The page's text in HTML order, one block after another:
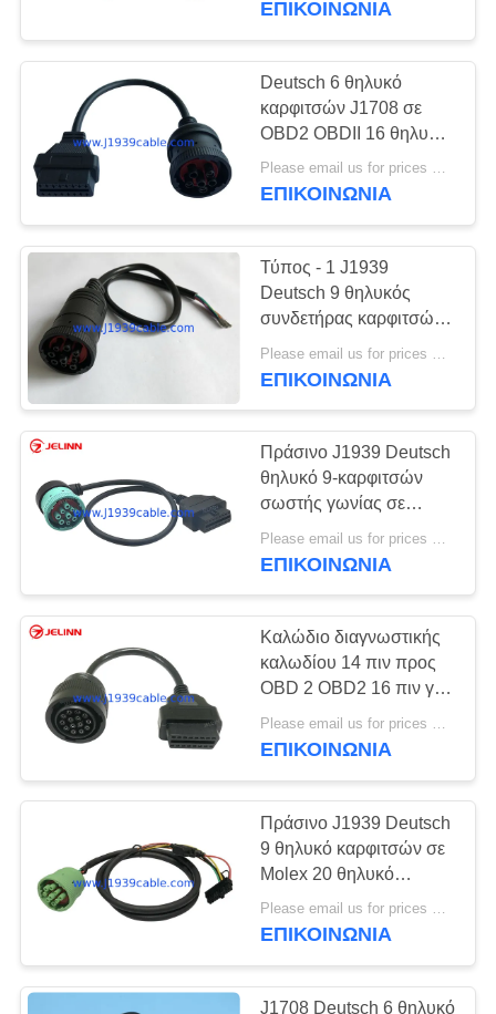
ΕΠΙΚΟΙΝΩΝΊΑ
Deutsch 6 θηλυκό
καρφιτσών J1708 σε
OBD2 OBDII 16 θηλυκό
καλώδιο καρφιτσών
J1962
Please email us for prices MOQ:100 τεμ
ΕΠΙΚΟΙΝΩΝΊΑ
Τύπος - 1 J1939
Deutsch 9 θηλυκός
συνδετήρας καρφιτσών
στο καλώδιο ανοικτών
τελών
ΕΠΙΚΟΙΝΩΝΊΑ
Πράσινο J1939 Deutsch
θηλυκό 9-καρφιτσών
σωστής γωνίας σε
J1962 OBD2 16 θηλυκό
καλώδιο καρφιτσών
Please email us for prices MOQ:100 τεμ
ΕΠΙΚΟΙΝΩΝΊΑ
Καλώδιο διαγνωστικής
καλωδίου 14 πιν προς
OBD 2 OBD2 16 πιν για
Caterpillar
Please email us for prices MOQ:100 τεμάχια
ΕΠΙΚΟΙΝΩΝΊΑ
Πράσινο J1939 Deutsch
9 θηλυκό καρφιτσών σε
Molex 20 θηλυκό
καλώδιο καρφιτσών με
τη θρυαλλίδα
Please email us for prices MOQ:100 τεμ
ΕΠΙΚΟΙΝΩΝΊΑ
J1708 Deutsch 6 θηλυκό